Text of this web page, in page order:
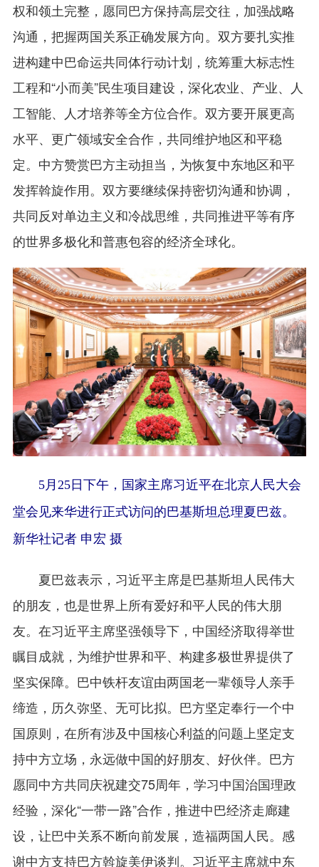
权和领土完整，愿同巴方保持高层交往，加强战略
沟通，把握两国关系正确发展方向。双方要扎实推
进构建中巴命运共同体行动计划，统筹重大标志性
工程和“小而美”民生项目建设，深化农业、产业、人
工智能、人才培养等全方位合作。双方要开展更高
水平、更广领域安全合作，共同维护地区和平稳
定。中方赞赏巴方主动担当，为恢复中东地区和平
发挥斡旋作用。双方要继续保持密切沟通和协调，
共同反对单边主义和冷战思维，共同推进平等有序
的世界多极化和普惠包容的经济全球化。
5月25日下午，国家主席习近平在北京人民大会
堂会见来华进行正式访问的巴基斯坦总理夏巴兹。
新华社记者 申宏 摄
夏巴兹表示，习近平主席是巴基斯坦人民伟大
的朋友，也是世界上所有爱好和平人民的伟大朋
友。在习近平主席坚强领导下，中国经济取得举世
瞩目成就，为维护世界和平、构建多极世界提供了
坚实保障。巴中铁杆友谊由两国老一辈领导人亲手
缔造，历久弥坚、无可比拟。巴方坚定奉行一个中
国原则，在所有涉及中国核心利益的问题上坚定支
持中方立场，永远做中国的好朋友、好伙伴。巴方
愿同中方共同庆祝建交75周年，学习中国治国理政
经验，深化“一带一路”合作，推进中巴经济走廊建
设，让巴中关系不断向前发展，造福两国人民。感
谢中方支持巴方斡旋美伊谈判。习近平主席就中东